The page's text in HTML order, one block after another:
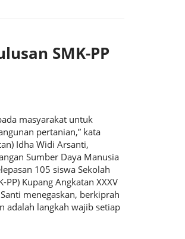
SMK-PP
masyarakat untuk
pertanian,” kata
Idha Widi Arsanti,
Sumber Daya Manusia
105 siswa Sekolah
Kupang Angkatan XXXV
menegaskan, berkiprah
adalah langkah wajib setiap